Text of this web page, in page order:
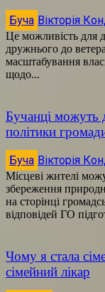
Буча Вікторія
Це можливість для
дружнього до
масштабування
щодо...
Бучанці можуть
політики
Буча Вікторія
Місцеві жителі
збереження
на сторінці
відповідей ГО
Чому я стала
сімейний лікар